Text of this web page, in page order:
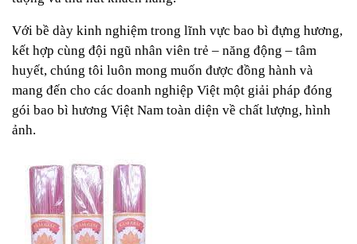
Với bề dày kinh nghiệm trong lĩnh vực bao bì đựng hương,
kết hợp cùng đội ngũ nhân viên trẻ – năng động – tâm
huyết, chúng tôi luôn mong muốn được đồng hành và
mang đến cho các doanh nghiệp Việt một giải pháp đóng
gói bao bì hương Việt Nam toàn diện về chất lượng, hình
ảnh.